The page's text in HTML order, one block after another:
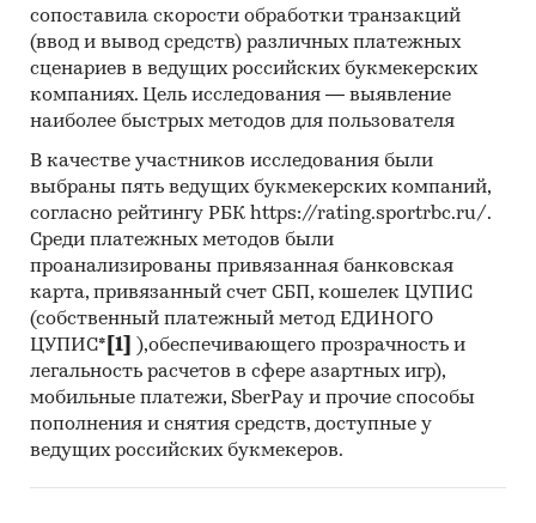
При подготовке обзора используется
официальная статистика и собственные
базы данных компании.
Федеральная служба государственной
статистики РФ
Министерство экономического развития РФ
Федеральная таможенная служба РФ
Федеральная налоговая служба РФ
Таможенный союз ЕАЭС
Информация BusinesStat:
Аудит торговли ортопедическими
изделиями
сопоставила скорости обработки транзакций
(ввод и вывод средств) различных платежных
сценариев в ведущих российских букмекерских
компаниях. Цель исследования — выявление
наиболее быстрых методов для пользователя
В качестве участников исследования были
выбраны пять ведущих букмекерских компаний,
согласно рейтингу РБК https://rating.sportrbc.ru/.
Среди платежных методов были
проанализированы привязанная банковская
карта, привязанный счет СБП, кошелек ЦУПИС
(собственный платежный метод ЕДИНОГО
ЦУПИС* [1]
),обеспечивающего прозрачность и
легальность расчетов в сфере азартных игр),
мобильные платежи, SberPay и прочие способы
пополнения и снятия средств, доступные у
ведущих российских букмекеров.